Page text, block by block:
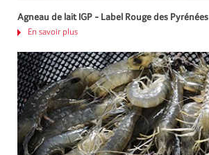
Agneau de lait IGP - Label Rouge des Pyrénées
En savoir plus